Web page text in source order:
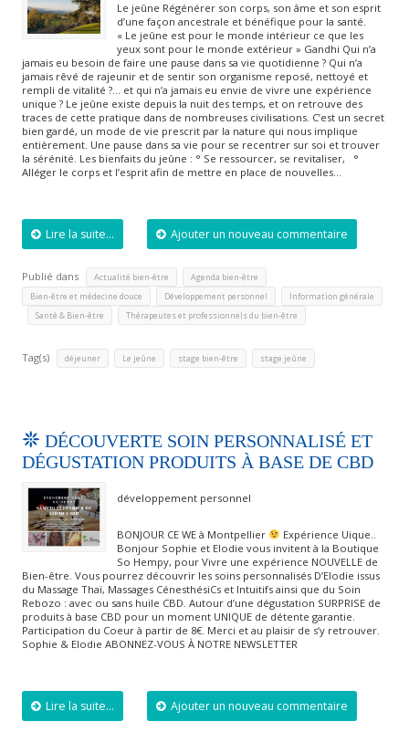
Le jeûne Régénérer son corps, son âme et son esprit
d’une façon ancestrale et bénéfique pour la santé.
« Le jeûne est pour le monde intérieur ce que les
yeux sont pour le monde extérieur » Gandhi Qui n’a
jamais eu besoin de faire une pause dans sa vie quotidienne ? Qui n’a
jamais rêvé de rajeunir et de sentir son organisme reposé, nettoyé et
rempli de vitalité ?… et qui n’a jamais eu envie de vivre une expérience
unique ? Le jeûne existe depuis la nuit des temps, et on retrouve des
traces de cette pratique dans de nombreuses civilisations. C’est un secret
bien gardé, un mode de vie prescrit par la nature qui nous implique
entièrement. Une pause dans sa vie pour se recentrer sur soi et trouver
la sérénité. Les bienfaits du jeûne : ° Se ressourcer, se revitaliser, °
Alléger le corps et l’esprit afin de mettre en place de nouvelles…
Lire la suite... Ajouter un nouveau commentaire
Publié dans Actualité bien-être Agenda bien-être
Bien-être et médecine douce Développement personnel Information générale
Santé & Bien-être Thérapeutes et professionnels du bien-être
Tag(s) déjeuner Le jeûne stage bien-être stage jeûne
DÉCOUVERTE SOIN PERSONNALISÉ ET
DÉGUSTATION PRODUITS À BASE DE CBD
développement personnel
BONJOUR CE WE à Montpellier
Expérience Uique..
Bonjour Sophie et Elodie vous invitent à la Boutique
So Hempy, pour Vivre une expérience NOUVELLE de
Bien-être. Vous pourrez découvrir les soins personnalisés D’Elodie issus
du Massage Thaï, Massages CénesthésiCs et Intuitifs ainsi que du Soin
Rebozo : avec ou sans huile CBD. Autour d’une dégustation SURPRISE de
produits à base CBD pour un moment UNIQUE de détente garantie.
Participation du Coeur à partir de 8€. Merci et au plaisir de s’y retrouver.
Sophie & Elodie ABONNEZ-VOUS À NOTRE NEWSLETTER
Lire la suite... Ajouter un nouveau commentaire